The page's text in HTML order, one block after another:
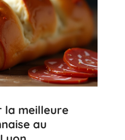
la meilleure
au